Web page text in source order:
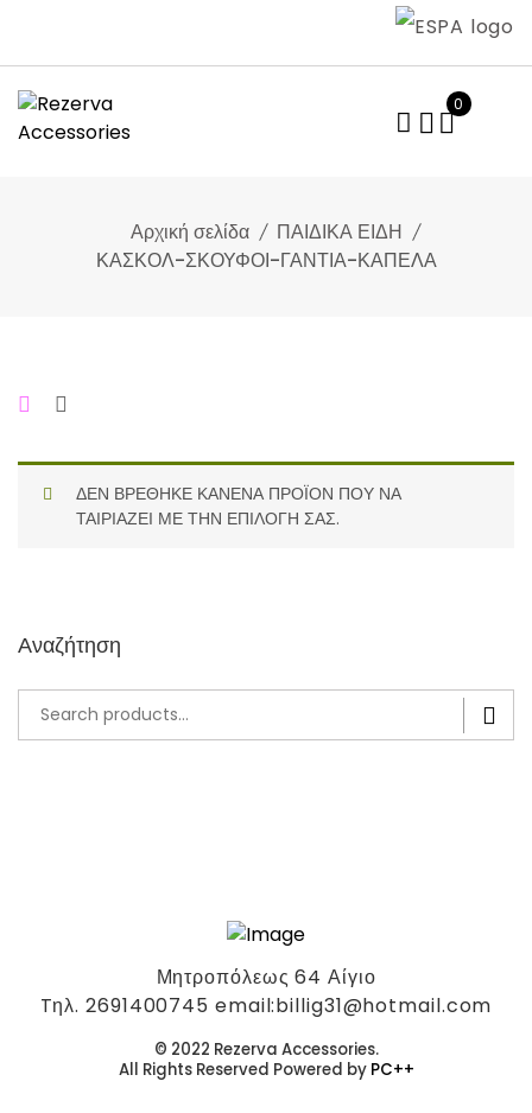
content
0
Αρχική σελίδα
ΠΑΙΔΙΚΑ ΕΙΔΗ
ΚΑΣΚΟΛ-ΣΚΟΥΦΟΙ-ΓΑΝΤΙΑ-ΚΑΠΕΛΑ
Αναζήτηση
Search
ΔΕΝ ΒΡΈΘΗΚΕ ΚΑΝΈΝΑ ΠΡΟΪΌΝ ΠΟΥ ΝΑ
ΤΑΙΡΙΆΖΕΙ ΜΕ ΤΗΝ ΕΠΙΛΟΓΉ ΣΑΣ.
Μητροπόλεως 64 Αίγιο
Tηλ. 2691400745 email:billig31@hotmail.com
© 2022 Rezerva Accessories.
All Rights Reserved Powered by PC++